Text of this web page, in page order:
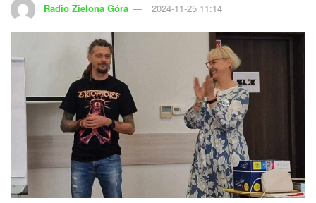
Radio Zielona Góra 2024-11-25 11:14